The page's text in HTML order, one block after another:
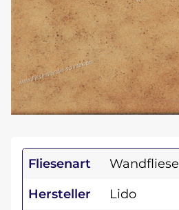
Fliesenart
Wandfliese
Hersteller
Lido